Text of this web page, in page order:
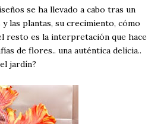
se ha llevado a cabo tras un
las plantas, su crecimiento, cómo
resto es la interpretación que hace
de flores.. una auténtica delicia..
jardín?